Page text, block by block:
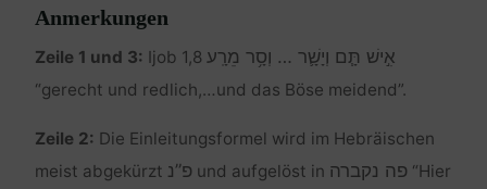
Anmerkungen
Zeile 1 und 3: Ijob 1,8 אִ֣ישׁ תָּ֧ם וְיָשָׁ֛ר … וְסָ֥ר מֵרָֽע
“gerecht und redlich,…und das Böse meidend”.
Zeile 2: Die Einleitungsformel wird im Hebräischen
meist abgekürzt פ”נ und aufgelöst in פה נקברה “Hier